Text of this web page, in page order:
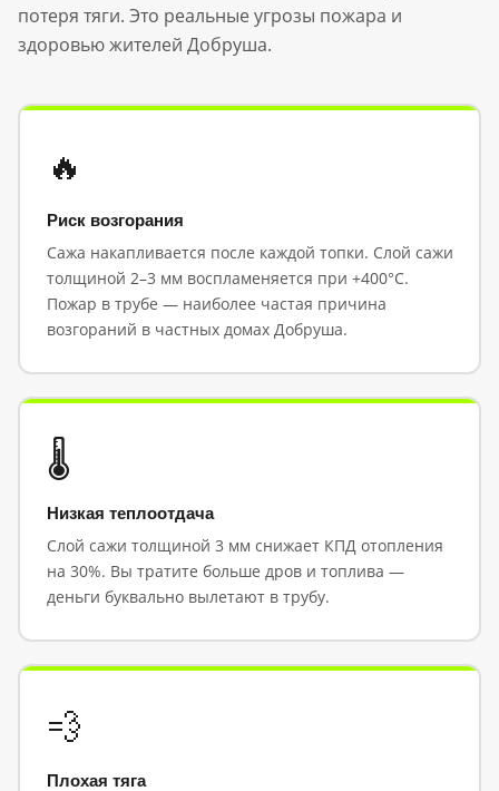
потеря тяги. Это реальные угрозы пожара и
здоровью жителей Добруша.
🔥
Риск возгорания
Сажа накапливается после каждой топки. Слой сажи
толщиной 2–3 мм воспламеняется при +400°C.
Пожар в трубе — наиболее частая причина
возгораний в частных домах Добруша.
🌡️
Низкая теплоотдача
Слой сажи толщиной 3 мм снижает КПД отопления
на 30%. Вы тратите больше дров и топлива —
деньги буквально вылетают в трубу.
💨
Плохая тяга